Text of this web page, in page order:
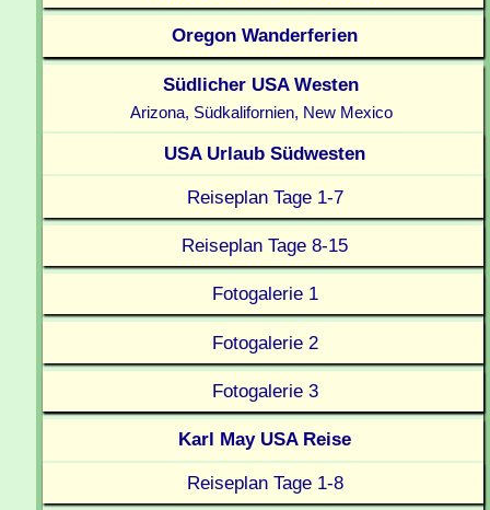
Oregon Wanderferien
Südlicher USA Westen
Arizona, Südkalifornien, New Mexico
USA Urlaub Südwesten
Reiseplan Tage 1-7
Reiseplan Tage 8-15
Fotogalerie 1
Fotogalerie 2
Fotogalerie 3
Karl May USA Reise
Reiseplan Tage 1-8